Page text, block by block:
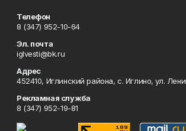
Телефон
8 (347) 952-10-64
Эл. почта
iglvesti@bk.ru
Адрес
452410, Иглинский района, с. Иглино, ул.
Рекламная служба
8 (347) 952-19-81